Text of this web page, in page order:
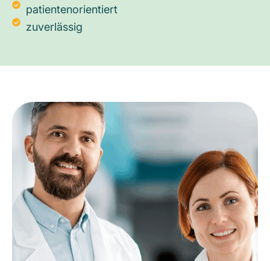
patientenorientiert
zuverlässig